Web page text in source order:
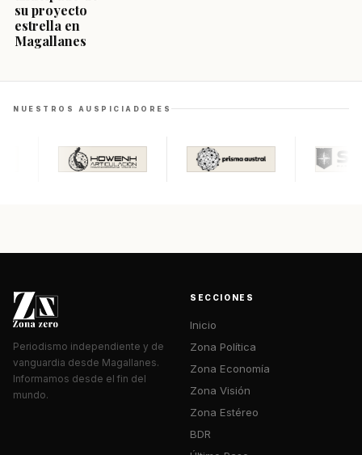
su proyecto
estrella en
Magallanes
NUESTROS AUSPICIADORES
Periodismo independiente y de
vanguardia desde Magallanes.
Informamos desde el fin del
mundo.
SECCIONES
Inicio
Zona Política
Zona Economía
Zona Visión
Zona Estéreo
BDR